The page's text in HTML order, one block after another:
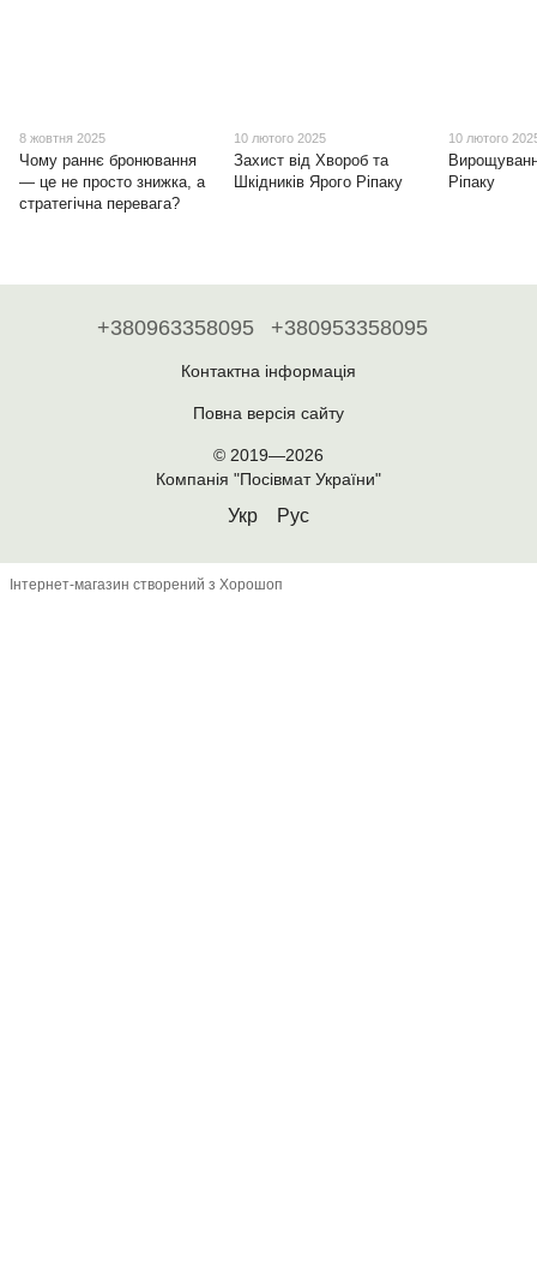
8 жовтня 2025
Чому раннє бронювання
— це не просто знижка, а
стратегічна перевага?
10 лютого 2025
Захист від Хвороб та
Шкідників Ярого Ріпаку
10 лютого
Ріпаку
+380963358095 +380953358095
Контактна інформація
Повна версія сайту
© 2019—2026
Компанія "Посівмат України"
Укр Рус
Інтернет-магазин створений з Хорошоп